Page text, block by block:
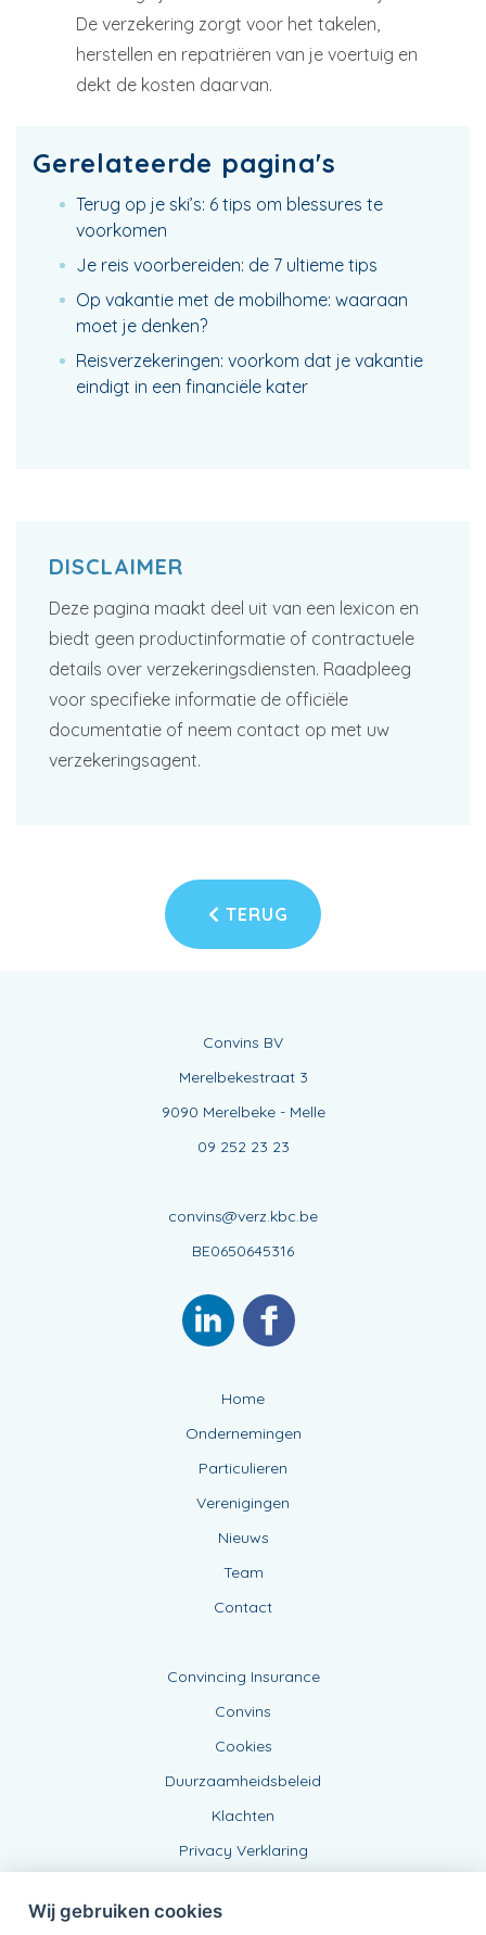
De verzekering zorgt voor het takelen,
herstellen en repatriëren van je voertuig en
dekt de kosten daarvan.
Gerelateerde pagina's
Terug op je ski’s: 6 tips om blessures te
voorkomen
Je reis voorbereiden: de 7 ultieme tips
Op vakantie met de mobilhome: waaraan
moet je denken?
Reisverzekeringen: voorkom dat je vakantie
eindigt in een financiële kater
DISCLAIMER
Deze pagina maakt deel uit van een lexicon en
biedt geen productinformatie of contractuele
details over verzekeringsdiensten. Raadpleeg
voor specifieke informatie de officiële
documentatie of neem contact op met uw
verzekeringsagent.
TERUG
Convins BV
Merelbekestraat 3
9090 Merelbeke - Melle
09 252 23 23
convins@verz.kbc.be
BE0650645316
Home
Ondernemingen
Particulieren
Verenigingen
Nieuws
Team
Contact
Convincing Insurance
Convins
Cookies
Duurzaamheidsbeleid
Klachten
Privacy Verklaring
Wij gebruiken cookies